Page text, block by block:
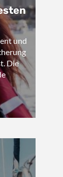
und
Die